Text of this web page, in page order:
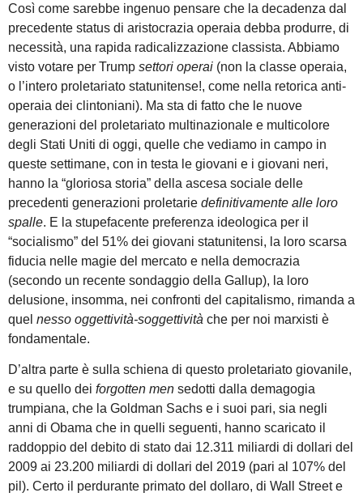
Così come sarebbe ingenuo pensare che la decadenza dal
precedente status di aristocrazia operaia debba produrre, di
necessità, una rapida radicalizzazione classista. Abbiamo
visto votare per Trump settori operai (non la classe operaia,
o l’intero proletariato statunitense!, come nella retorica anti-
operaia dei clintoniani). Ma sta di fatto che le nuove
generazioni del proletariato multinazionale e multicolore
degli Stati Uniti di oggi, quelle che vediamo in campo in
queste settimane, con in testa le giovani e i giovani neri,
hanno la “gloriosa storia” della ascesa sociale delle
precedenti generazioni proletarie definitivamente alle loro
spalle. E la stupefacente preferenza ideologica per il
“socialismo” del 51% dei giovani statunitensi, la loro scarsa
fiducia nelle magie del mercato e nella democrazia
(secondo un recente sondaggio della Gallup), la loro
delusione, insomma, nei confronti del capitalismo, rimanda a
quel nesso oggettività-soggettività che per noi marxisti è
fondamentale.
D’altra parte è sulla schiena di questo proletariato giovanile,
e su quello dei forgotten men sedotti dalla demagogia
trumpiana, che la Goldman Sachs e i suoi pari, sia negli
anni di Obama che in quelli seguenti, hanno scaricato il
raddoppio del debito di stato dai 12.311 miliardi di dollari del
2009 ai 23.200 miliardi di dollari del 2019 (pari al 107% del
pil). Certo il perdurante primato del dollaro, di Wall Street e